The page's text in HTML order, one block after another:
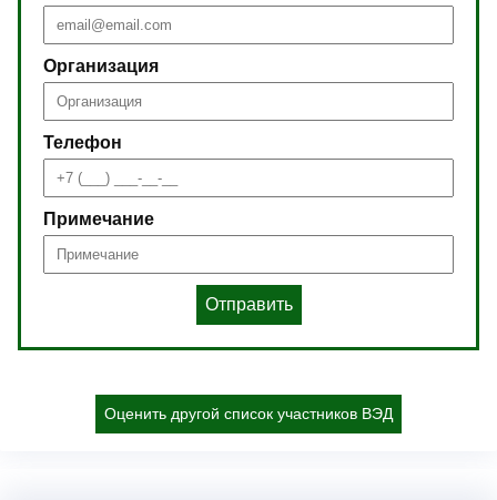
Организация
Телефон
Примечание
Отправить
Оценить другой список участников ВЭД